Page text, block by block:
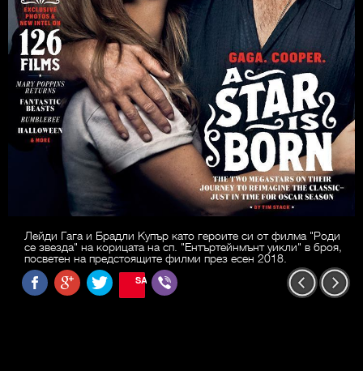
Лейди Гага и Брадли Купър като героите си от филма "Роди
се звезда" на корицата на сп. "Ентъртейнмънт уикли" в броя,
посветен на предстоящите филми през есен 2018.
SAVE